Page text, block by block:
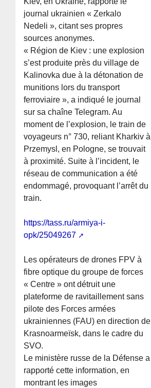
journal ukrainien « Zerkalo
Nedeli », citant ses propres
sources anonymes.
« Région de Kiev : une explosion
s’est produite près du village de
Kalinovka due à la détonation de
munitions lors du transport
ferroviaire », a indiqué le journal
sur sa chaîne Telegram. Au
moment de l’explosion, le train de
voyageurs n° 730, reliant Kharkiv à
Przemysl, en Pologne, se trouvait
à proximité. Suite à l’incident, le
réseau de communication a été
endommagé, provoquant l’arrêt du
train.
https://tass.ru/armiya-i-
opk/25049267
Les opérateurs de drones FPV à
fibre optique du groupe de forces
« Centre » ont détruit une
plateforme de ravitaillement sans
pilote des Forces armées
ukrainiennes (FAU) en direction de
Krasnoarmeïsk, dans le cadre du
SVO.
Le ministère russe de la Défense a
rapporté cette information, en
montrant les images